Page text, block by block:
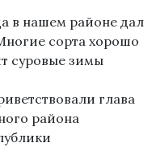
в нашем районе дал
сорта хорошо
суровые зимы
глава
района